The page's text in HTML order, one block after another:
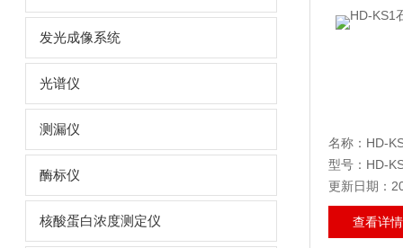
发光成像系统
光谱仪
测漏仪
酶标仪
核酸蛋白浓度测定仪
型号：HD-
更新日期：
查看详情